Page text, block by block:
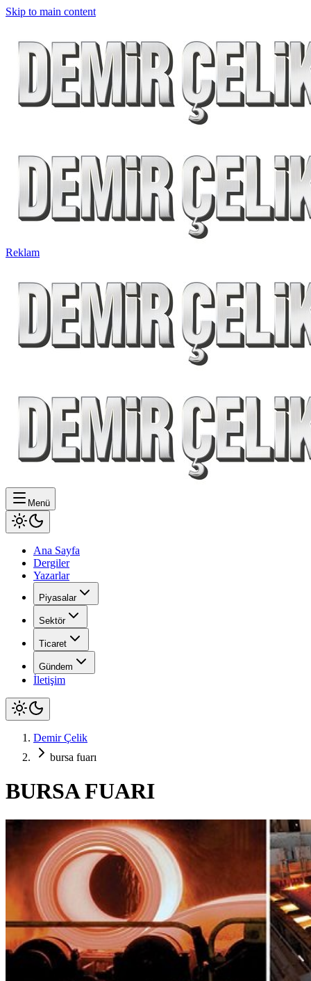
Skip to main content
Reklam
Menü
Ana Sayfa
Dergiler
Yazarlar
Piyasalar
Sektör
Ticaret
Gündem
İletişim
Demir Çelik
bursa fuarı
BURSA FUARI